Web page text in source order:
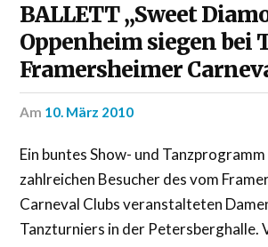
BALLETT „Sweet
Oppenheim siegen bei
Framersheimer
am 10. März 2010
Ein buntes Show- und
zahlreichen Besucher des vom
Carneval Clubs veranstalteten
Tanzturniers in der Petersberghalle.